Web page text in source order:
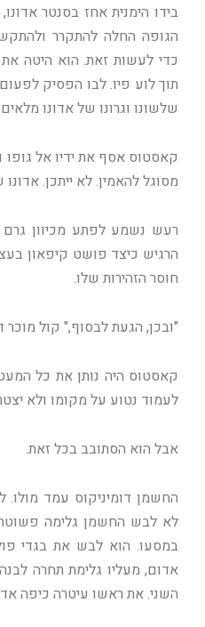
בידו הימנית אחז בסנטר
הגופה החלה להתקרר
כדי לעשות זאת. הוא היטה
תוך לוע פיו. לבו הפסיק
שלשונו וגרונו של אדונו
קאסטוס אסף את ידיו אל
מסוגל להאמין. לא ייתכן. אדונו
רעש נשמע לפתע מכיוון גרם
הרגיש כיצד פושט קיפאון
חוסר הזהירות שלו.
"ובכן, הגעת לבסוף," קול מוכר
קאסטוס היה נותן את כל
לעמוד נטוע על מקומו ולא
אבל הוא הסתובב בכל זאת.
החשמן דומיניקוס עמד
לא לבש החשמן גלימה
במסעו. הוא לבש את בגדי
אדום, מעליו גלימת תחרה
השני. את ראשו עיטרה כיפה